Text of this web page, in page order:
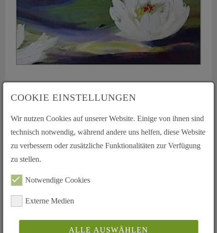
Was tut die Bundesregierung für die Organspende
Lebenslinien 2 / 2018
COOKIE EINSTELLUNGEN
Wir nutzen Cookies auf unserer Website. Einige von ihnen sind
technisch notwendig, während andere uns helfen, diese Website
zu verbessern oder zusätzliche Funktionalitäten zur Verfügung
zu stellen.
Notwendige Cookies
Externe Medien
ALLE AUSWÄHLEN